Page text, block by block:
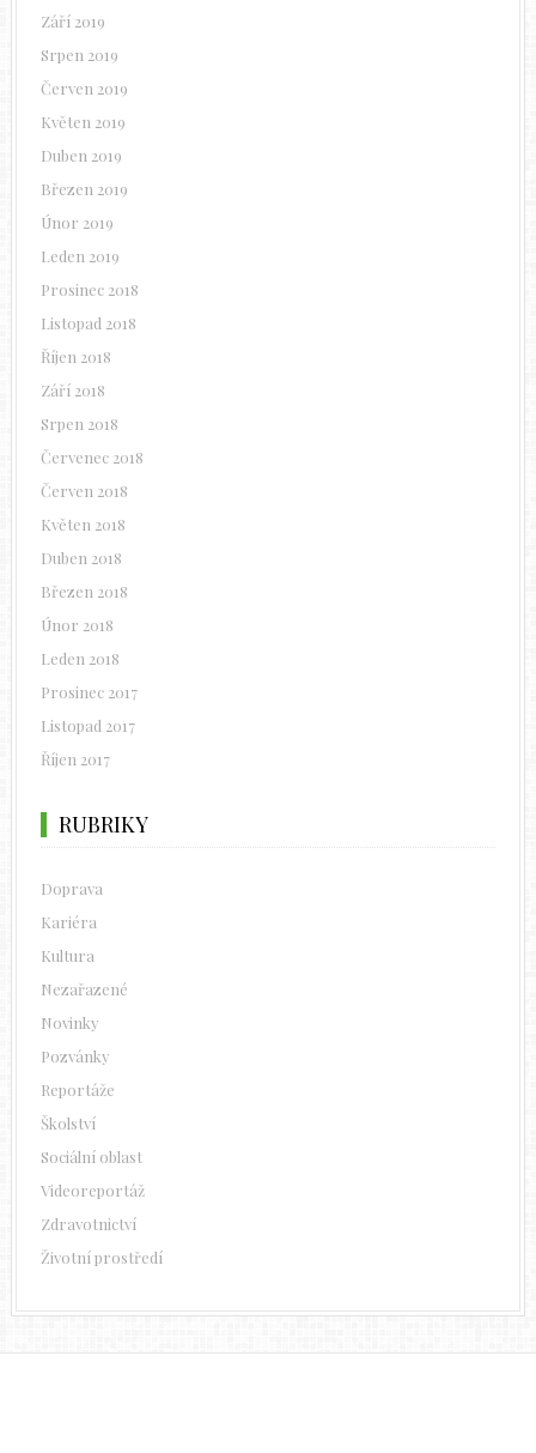
Září 2019
Srpen 2019
Červen 2019
Květen 2019
Duben 2019
Březen 2019
Únor 2019
Leden 2019
Prosinec 2018
Listopad 2018
Říjen 2018
Září 2018
Srpen 2018
Červenec 2018
Červen 2018
Květen 2018
Duben 2018
Březen 2018
Únor 2018
Leden 2018
Prosinec 2017
Listopad 2017
Říjen 2017
RUBRIKY
Doprava
Kariéra
Kultura
Nezařazené
Novinky
Pozvánky
Reportáže
Školství
Sociální oblast
Videoreportáž
Zdravotnictví
Životní prostředí